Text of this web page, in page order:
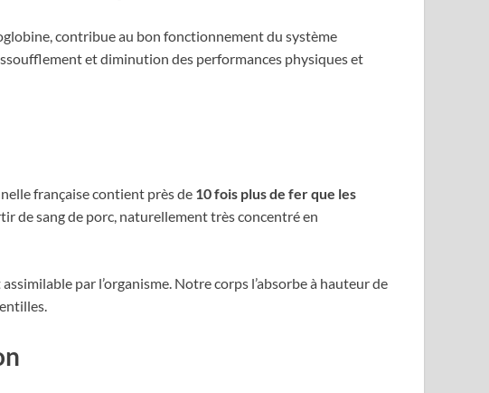
contribue au bon fonctionnement du système
et diminution des performances physiques et
française contient près de 10 fois plus de fer que les
de sang de porc, naturellement très concentré en
par l’organisme. Notre corps l’absorbe à hauteur de